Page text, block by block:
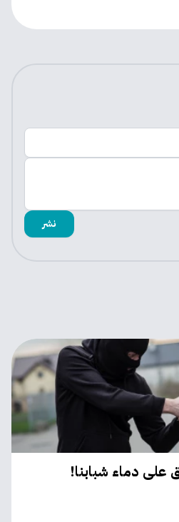
نشر
على دماء شبابنا!